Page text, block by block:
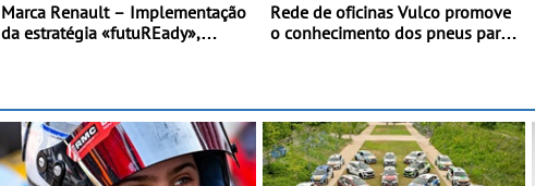
Marca Renault – Implementação
da estratégia «futuREady»,
Rede de oficinas Vulco promove
o conhecimento dos pneus para